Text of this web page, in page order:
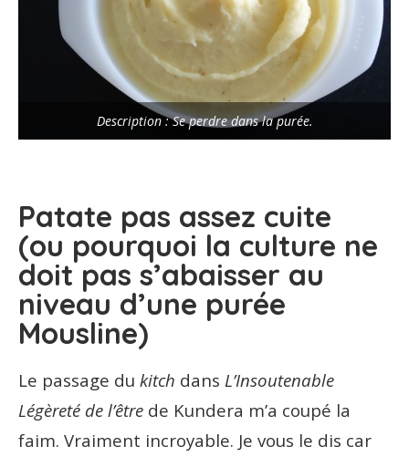
Description : Se perdre dans la purée.
Patate pas assez cuite
(ou pourquoi la culture ne
doit pas s’abaisser au
niveau d’une purée
Mousline)
Le passage du kitch dans L’Insoutenable
Légèreté de l’être de Kundera m’a coupé la
faim. Vraiment incroyable. Je vous le dis car